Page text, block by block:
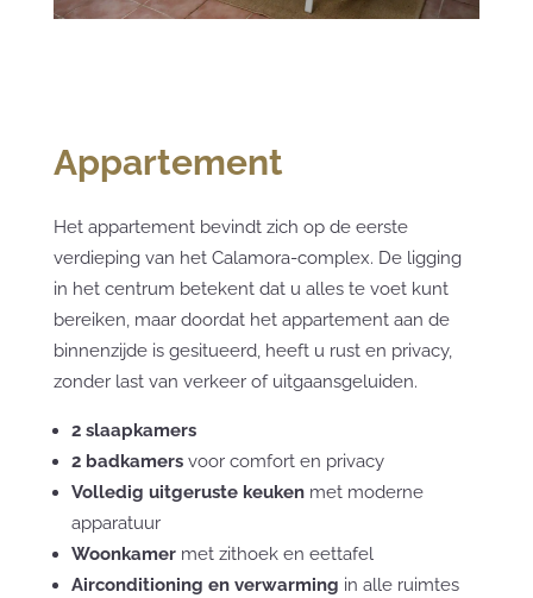
Appartement
Het appartement bevindt zich op de eerste
verdieping van het Calamora-complex. De ligging
in het centrum betekent dat u alles te voet kunt
bereiken, maar doordat het appartement aan de
binnenzijde is gesitueerd, heeft u rust en privacy,
zonder last van verkeer of uitgaansgeluiden.
2 slaapkamers
2 badkamersvoor comfort en privacy
Volledig uitgeruste keukenmet moderne
apparatuur
Woonkamer met zithoek en eettafel
Airconditioning en verwarming in alle ruimtes